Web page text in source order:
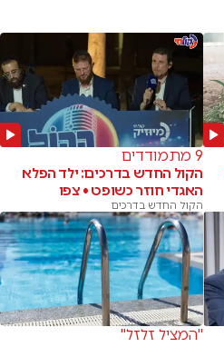
9 מתמודדים
הקול החדש בדרכים: ילד הפלא
האגדי חוזר כשופט • צפו
הקול החדש בדרכים
"המציל זלזל"